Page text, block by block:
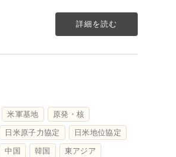
詳細を読む
米軍基地 原発・核
日米原子力協定 日米地位協定
中国 韓国 東アジア